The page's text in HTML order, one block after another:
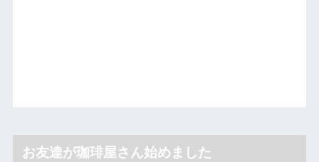
お友達が珈琲屋さん始めました